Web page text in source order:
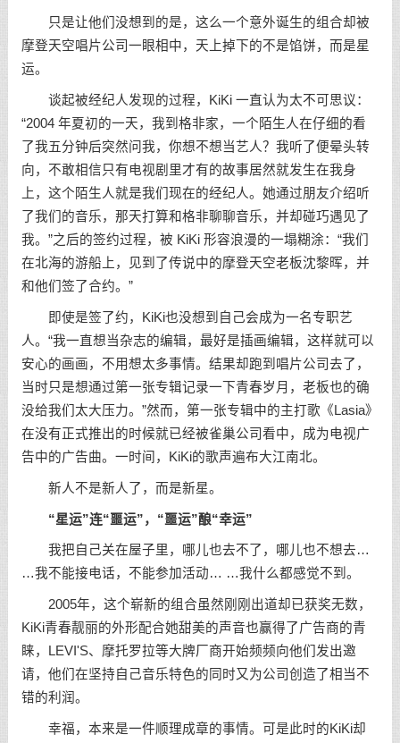
只是让他们没想到的是，这么一个意外诞生的组合却被
摩登天空唱片公司一眼相中，天上掉下的不是馅饼，而是星
运。
谈起被经纪人发现的过程，KiKi 一直认为太不可思议：
“2004 年夏初的一天，我到格非家，一个陌生人在仔细的看
了我五分钟后突然问我，你想不想当艺人？我听了便晕头转
向，不敢相信只有电视剧里才有的故事居然就发生在我身
上，这个陌生人就是我们现在的经纪人。她通过朋友介绍听
了我们的音乐，那天打算和格非聊聊音乐，并却碰巧遇见了
我。”之后的签约过程，被 KiKi 形容浪漫的一塌糊涂：“我们
在北海的游船上，见到了传说中的摩登天空老板沈黎晖，并
和他们签了合约。”
即使是签了约，KiKi也没想到自己会成为一名专职艺
人。“我一直想当杂志的编辑，最好是插画编辑，这样就可以
安心的画画，不用想太多事情。结果却跑到唱片公司去了，
当时只是想通过第一张专辑记录一下青春岁月，老板也的确
没给我们太大压力。”然而，第一张专辑中的主打歌《Lasia》
在没有正式推出的时候就已经被雀巢公司看中，成为电视广
告中的广告曲。一时间，KiKi的歌声遍布大江南北。
新人不是新人了，而是新星。
“星运”连“噩运”，“噩运”酿“幸运”
我把自己关在屋子里，哪儿也去不了，哪儿也不想去…
…我不能接电话，不能参加活动… …我什么都感觉不到。
2005年，这个崭新的组合虽然刚刚出道却已获奖无数，
KiKi青春靓丽的外形配合她甜美的声音也赢得了广告商的青
睐，LEVI'S、摩托罗拉等大牌厂商开始频频向他们发出邀
请，他们在坚持自己音乐特色的同时又为公司创造了相当不
错的利润。
幸福，本来是一件顺理成章的事情。可是此时的KiKi却